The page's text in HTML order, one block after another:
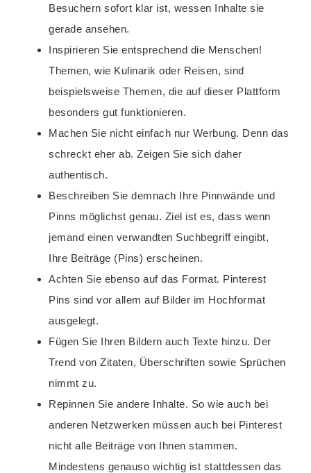
Besuchern sofort klar ist, wessen Inhalte sie
gerade ansehen.
Inspirieren Sie entsprechend die Menschen!
Themen, wie Kulinarik oder Reisen, sind
beispielsweise Themen, die auf dieser Plattform
besonders gut funktionieren.
Machen Sie nicht einfach nur Werbung. Denn das
schreckt eher ab. Zeigen Sie sich daher
authentisch.
Beschreiben Sie demnach Ihre Pinnwände und
Pinns möglichst genau. Ziel ist es, dass wenn
jemand einen verwandten Suchbegriff eingibt,
Ihre Beiträge (Pins) erscheinen.
Achten Sie ebenso auf das Format. Pinterest
Pins sind vor allem auf Bilder im Hochformat
ausgelegt.
Fügen Sie Ihren Bildern auch Texte hinzu. Der
Trend von Zitaten, Überschriften sowie Sprüchen
nimmt zu.
Repinnen Sie andere Inhalte. So wie auch bei
anderen Netzwerken müssen auch bei Pinterest
nicht alle Beiträge von Ihnen stammen.
Mindestens genauso wichtig ist stattdessen das